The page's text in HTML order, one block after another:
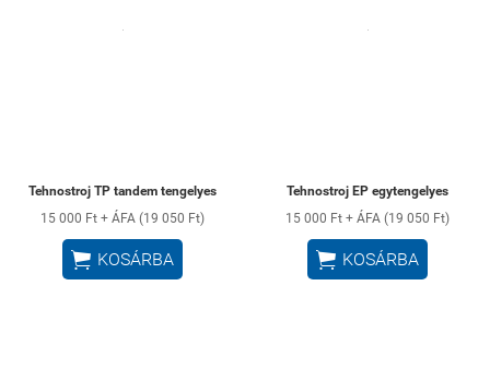
Tehnostroj TP tandem tengelyes
15 000 Ft + ÁFA (19 050 Ft)
 KOSÁRBA
Tehnostroj EP egytengelyes
15 000 Ft + ÁFA (19 050 Ft)
 KOSÁRBA